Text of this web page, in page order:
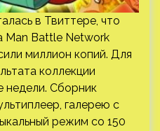
в Твиттере, что
Man Battle Network
миллион копий. Для
коллекции
недели. Сборник
галерею с
режим со 150